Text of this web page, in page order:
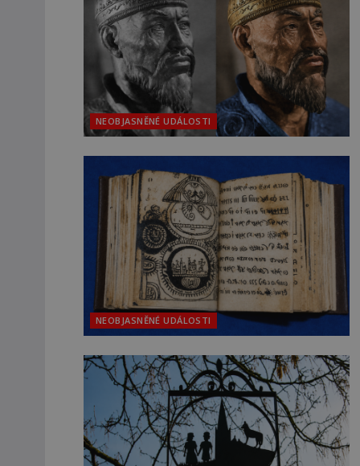
NEOBJASNĚNÉ UDÁLOSTI
NEOBJASNĚNÉ UDÁLOSTI